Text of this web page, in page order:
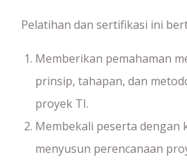
Pelatihan dan sertifikasi ini
Memberikan pemahaman
prinsip, tahapan, dan
proyek TI.
Membekali peserta dengan
menyusun perencanaan